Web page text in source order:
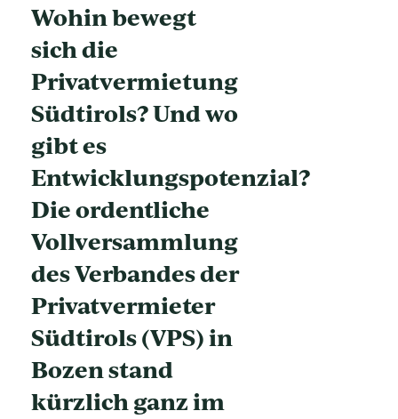
Wohin bewegt
sich die
Privatvermietung
Südtirols? Und wo
gibt es
Entwicklungspotenzial?
Die ordentliche
Vollversammlung
des Verbandes der
Privatvermieter
Südtirols (VPS) in
Bozen stand
kürzlich ganz im